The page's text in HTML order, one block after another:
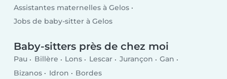
Assistantes maternelles à Gelos
Jobs de baby-sitter à Gelos
Baby-sitters près de chez moi
Pau Billère Lons Lescar Jurançon
Gan
Bizanos
Idron Bordes